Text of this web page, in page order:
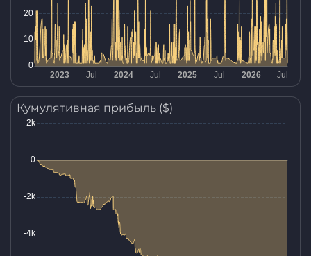
Кумулятивная прибыль ($)